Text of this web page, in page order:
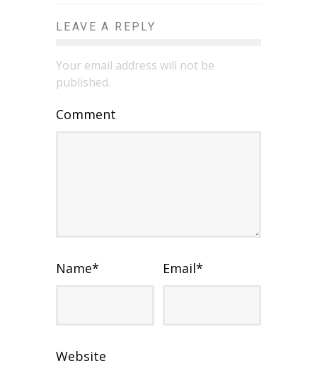
LEAVE A REPLY
Your email address will not be
published.
Comment
Name* Email*
Website